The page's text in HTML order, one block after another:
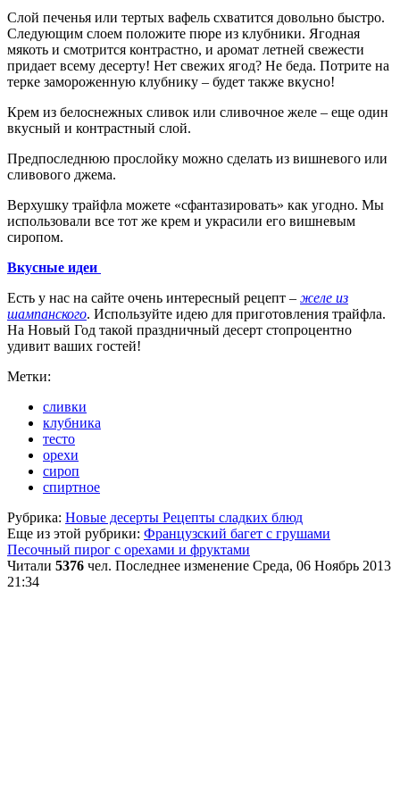
Слой печенья или тертых вафель схватится довольно быстро.
Следующим слоем положите пюре из клубники. Ягодная
мякоть и смотрится контрастно, и аромат летней свежести
придает всему десерту! Нет свежих ягод? Не беда. Потрите на
терке замороженную клубнику – будет также вкусно!
Крем из белоснежных сливок или сливочное желе – еще один
вкусный и контрастный слой.
Предпоследнюю прослойку можно сделать из вишневого или
сливового джема.
Верхушку трайфла можете «сфантазировать» как угодно. Мы
использовали все тот же крем и украсили его вишневым
сиропом.
Вкусные идеи
Есть у нас на сайте очень интересный рецепт – желе из
шампанского. Используйте идею для приготовления трайфла.
На Новый Год такой праздничный десерт стопроцентно
удивит ваших гостей!
Метки:
сливки
клубника
тесто
орехи
сироп
спиртное
Рубрика: Новые десерты Рецепты сладких блюд
Еще из этой рубрики: Французский багет с грушами
Песочный пирог с орехами и фруктами
Читали 5376 чел. Последнее изменение Среда, 06 Ноябрь 2013
21:34